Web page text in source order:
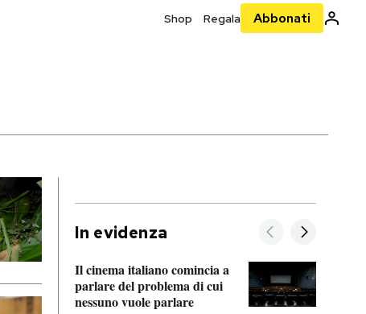
Shop Regala Abbonati
In evidenza
Il cinema italiano comincia a
parlare del problema di cui
nessuno vuole parlare